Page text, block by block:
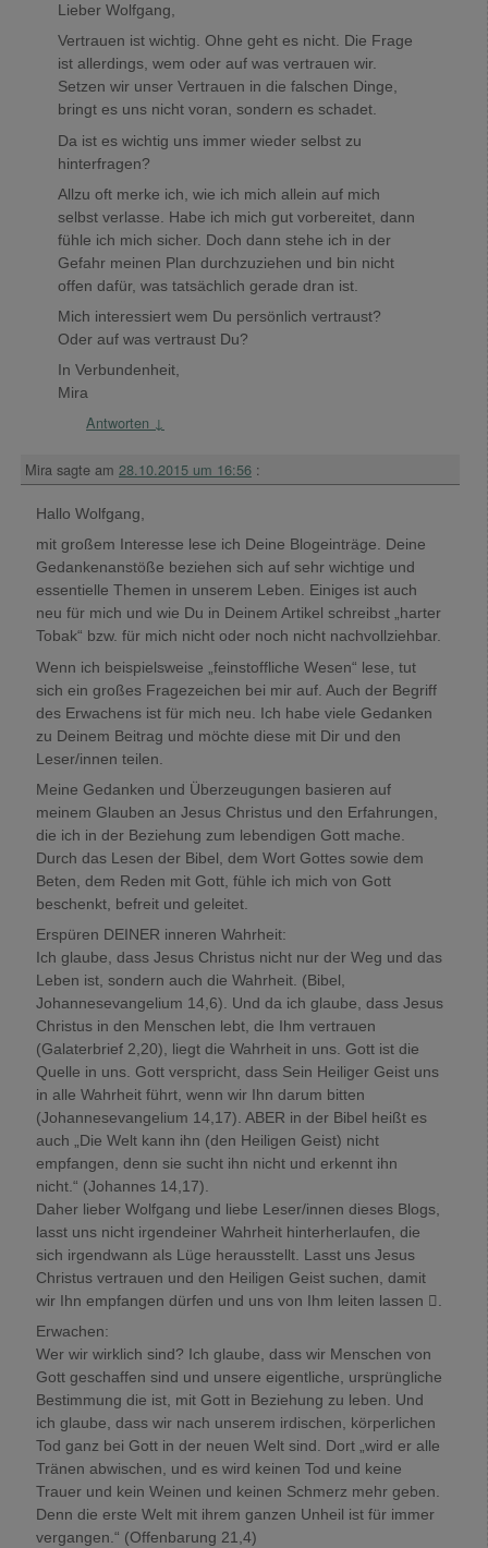
Lieber Wolfgang,
Vertrauen ist wichtig. Ohne geht es nicht. Die Frage
ist allerdings, wem oder auf was vertrauen wir.
Setzen wir unser Vertrauen in die falschen Dinge,
bringt es uns nicht voran, sondern es schadet.
Da ist es wichtig uns immer wieder selbst zu
hinterfragen?
Allzu oft merke ich, wie ich mich allein auf mich
selbst verlasse. Habe ich mich gut vorbereitet, dann
fühle ich mich sicher. Doch dann stehe ich in der
Gefahr meinen Plan durchzuziehen und bin nicht
offen dafür, was tatsächlich gerade dran ist.
Mich interessiert wem Du persönlich vertraust?
Oder auf was vertraust Du?
In Verbundenheit,
Mira
Antworten ↓
Mira sagte am 28.10.2015 um 16:56 :
Hallo Wolfgang,
mit großem Interesse lese ich Deine Blogeinträge. Deine
Gedankenanstöße beziehen sich auf sehr wichtige und
essentielle Themen in unserem Leben. Einiges ist auch
neu für mich und wie Du in Deinem Artikel schreibst „harter
Tobak“ bzw. für mich nicht oder noch nicht nachvollziehbar.
Wenn ich beispielsweise „feinstoffliche Wesen“ lese, tut
sich ein großes Fragezeichen bei mir auf. Auch der Begriff
des Erwachens ist für mich neu. Ich habe viele Gedanken
zu Deinem Beitrag und möchte diese mit Dir und den
Leser/innen teilen.
Meine Gedanken und Überzeugungen basieren auf
meinem Glauben an Jesus Christus und den Erfahrungen,
die ich in der Beziehung zum lebendigen Gott mache.
Durch das Lesen der Bibel, dem Wort Gottes sowie dem
Beten, dem Reden mit Gott, fühle ich mich von Gott
beschenkt, befreit und geleitet.
Erspüren DEINER inneren Wahrheit:
Ich glaube, dass Jesus Christus nicht nur der Weg und das
Leben ist, sondern auch die Wahrheit. (Bibel,
Johannesevangelium 14,6). Und da ich glaube, dass Jesus
Christus in den Menschen lebt, die Ihm vertrauen
(Galaterbrief 2,20), liegt die Wahrheit in uns. Gott ist die
Quelle in uns. Gott verspricht, dass Sein Heiliger Geist uns
in alle Wahrheit führt, wenn wir Ihn darum bitten
(Johannesevangelium 14,17). ABER in der Bibel heißt es
auch „Die Welt kann ihn (den Heiligen Geist) nicht
empfangen, denn sie sucht ihn nicht und erkennt ihn
nicht.“ (Johannes 14,17).
Daher lieber Wolfgang und liebe Leser/innen dieses Blogs,
lasst uns nicht irgendeiner Wahrheit hinterherlaufen, die
sich irgendwann als Lüge herausstellt. Lasst uns Jesus
Christus vertrauen und den Heiligen Geist suchen, damit
wir Ihn empfangen dürfen und uns von Ihm leiten lassen .
Erwachen:
Wer wir wirklich sind? Ich glaube, dass wir Menschen von
Gott geschaffen sind und unsere eigentliche, ursprüngliche
Bestimmung die ist, mit Gott in Beziehung zu leben. Und
ich glaube, dass wir nach unserem irdischen, körperlichen
Tod ganz bei Gott in der neuen Welt sind. Dort „wird er alle
Tränen abwischen, und es wird keinen Tod und keine
Trauer und kein Weinen und keinen Schmerz mehr geben.
Denn die erste Welt mit ihrem ganzen Unheil ist für immer
vergangen.“ (Offenbarung 21,4)